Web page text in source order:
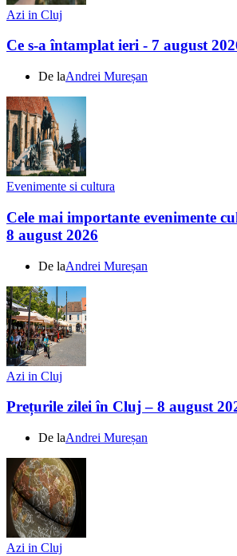
Azi in Cluj
Ce s-a întamplat ieri - 7 august
De laAndrei Mureșan
Evenimente si cultura
Cele mai importante evenimente
8 august 2026
De laAndrei Mureșan
Azi in Cluj
Prețurile zilei în Cluj – 8 august
De laAndrei Mureșan
Azi in Cluj